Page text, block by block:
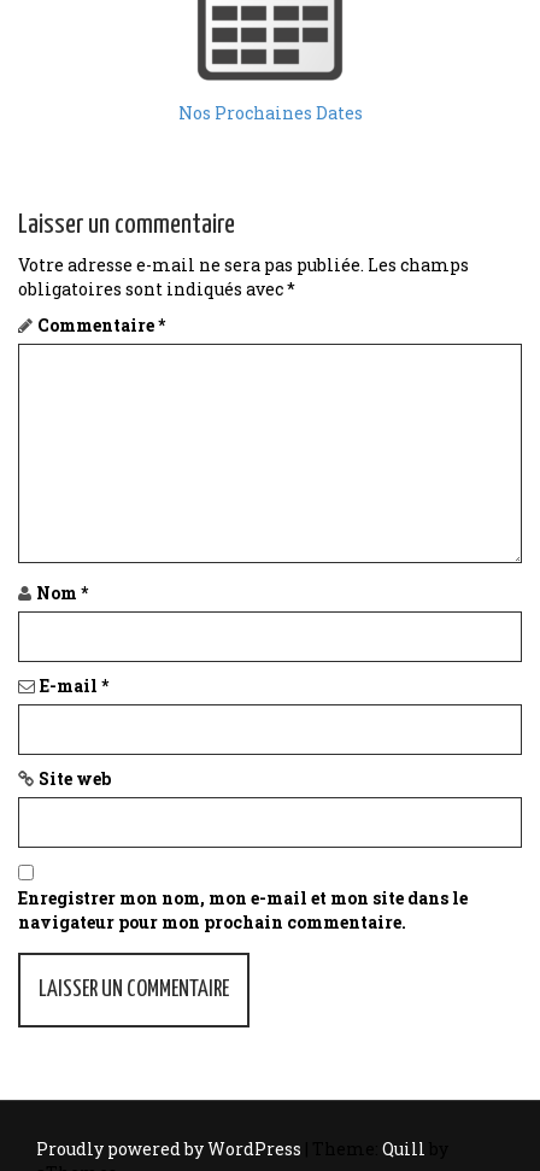
Nos Prochaines Dates
Laisser un commentaire
Votre adresse e-mail ne sera pas publiée. Les champs
obligatoires sont indiqués avec*
Commentaire*
Nom *
E-mail *
Site web
Enregistrer mon nom, mon e-mail et mon site dans le
navigateur pour mon prochain commentaire.
Proudly powered by WordPress Quill